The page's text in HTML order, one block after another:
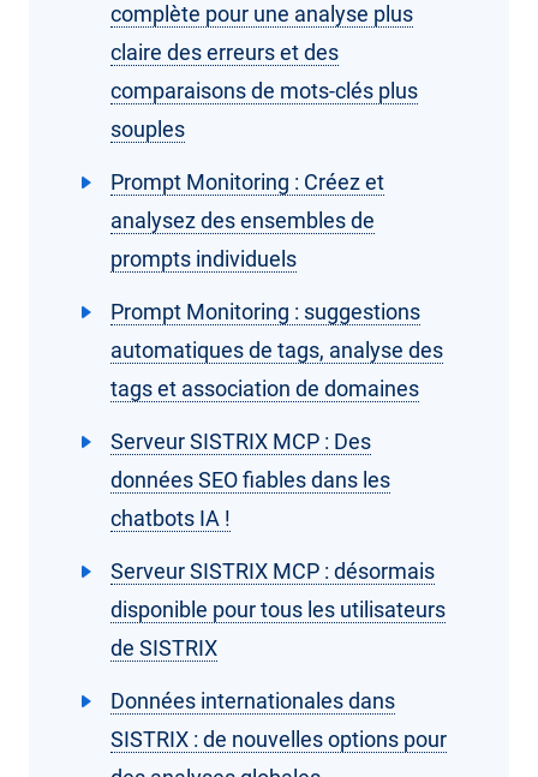
complète pour une analyse plus
claire des erreurs et des
comparaisons de mots-clés plus
souples
Prompt Monitoring : Créez et
analysez des ensembles de
prompts individuels
Prompt Monitoring : suggestions
automatiques de tags, analyse des
tags et association de domaines
Serveur SISTRIX MCP : Des
données SEO fiables dans les
chatbots IA !
Serveur SISTRIX MCP : désormais
disponible pour tous les utilisateurs
de SISTRIX
Données internationales dans
SISTRIX : de nouvelles options pour